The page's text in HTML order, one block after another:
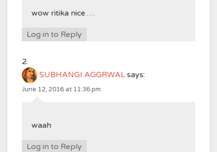
wow ritika nice …
Log in to Reply
SUBHANGI AGGRWAL says:
June 12, 2016 at 11:36 pm
waah
Log in to Reply